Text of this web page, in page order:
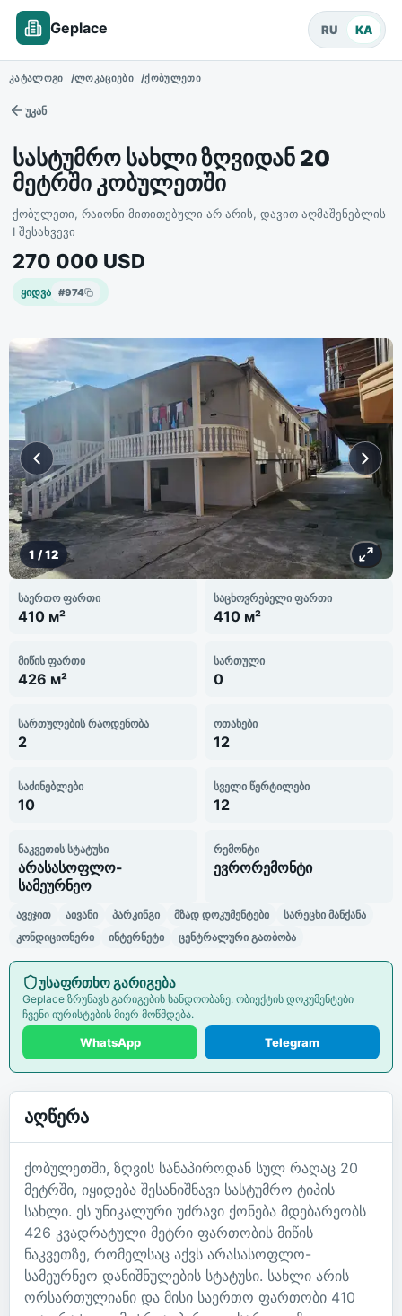
Geplace RU KA
ᲙᲐᲢᲐᲚᲝᲒᲘ ᲚᲝᲙᲐᲪᲘᲔᲑᲘ ᲥᲝᲑᲣᲚᲔᲗᲘ
უკან
სასტუმრო სახლი ზღვიდან 20
მეტრში კობულეთში
ქობულეთი, რაიონი მითითებული არ არის, დავით აღმაშენებლის
I შესახვევი
270 000 USD
ყიდვა #974
1 /12
საერთო ფართი
410 м²
საცხოვრებელი ფართი
410 м²
მიწის ფართი
426 м²
სართული
0
სართულების რაოდენობა
2
ოთახები
12
საძინებლები
10
სველი წერტილები
12
ნაკვეთის სტატუსი
არასასოფლო-
სამეურნეო
რემონტი
ევრორემონტი
ავეჯით აივანი პარკინგი მზად დოკუმენტები
სარეცხი მანქანა
კონდიციონერი
ინტერნეტი ცენტრალური გათბობა
უსაფრთხო გარიგება
Geplace ზრუნავს გარიგების სანდოობაზე. ობიექტის დოკუმენტები
ჩვენი იურისტების მიერ მოწმდება.
WhatsApp Telegram
აღწერა
ქობულეთში, ზღვის სანაპიროდან სულ რაღაც 20
მეტრში, იყიდება შესანიშნავი სასტუმრო ტიპის
სახლი. ეს უნიკალური უძრავი ქონება მდებარეობს
426 კვადრატული მეტრი ფართობის მიწის
ნაკვეთზე, რომელსაც აქვს არასასოფლო-
სამეურნეო დანიშნულების სტატუსი. სახლი არის
ორსართულიანი და მისი საერთო ფართობი 410